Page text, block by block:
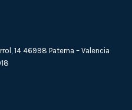
14 46998 Paterna – Valencia